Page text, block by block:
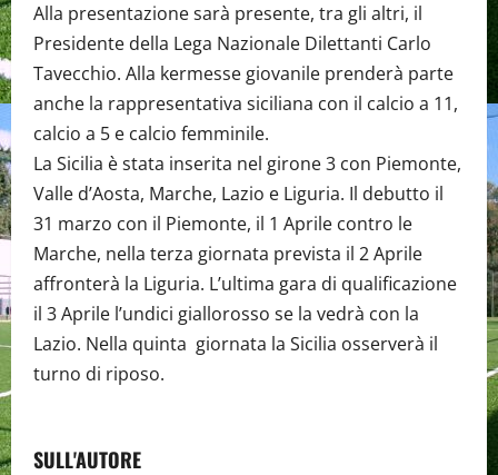
Alla presentazione sarà presente, tra gli altri, il
Presidente della Lega Nazionale Dilettanti Carlo
Tavecchio. Alla kermesse giovanile prenderà parte
anche la rappresentativa siciliana con il calcio a 11,
calcio a 5 e calcio femminile.
La Sicilia è stata inserita nel girone 3 con Piemonte,
Valle d’Aosta, Marche, Lazio e Liguria. Il debutto il
31 marzo con il Piemonte, il 1 Aprile contro le
Marche, nella terza giornata prevista il 2 Aprile
affronterà la Liguria. L’ultima gara di qualificazione
il 3 Aprile l’undici giallorosso se la vedrà con la
Lazio. Nella quinta giornata la Sicilia osserverà il
turno di riposo.
SULL'AUTORE